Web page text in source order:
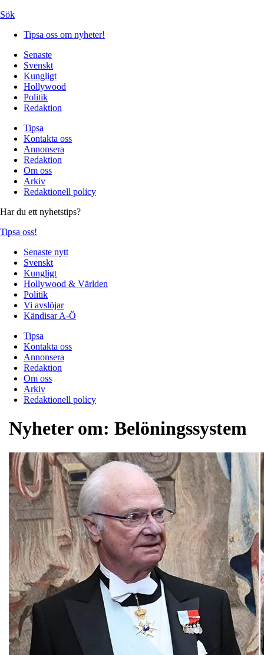
Sök
Tipsa oss om nyheter!
Senaste
Svenskt
Kungligt
Hollywood
Politik
Redaktion
Tipsa
Kontakta oss
Annonsera
Redaktion
Om oss
Arkiv
Redaktionell policy
Har du ett nyhetstips?
Tipsa oss!
Senaste nytt
Svenskt
Kungligt
Hollywood & Världen
Politik
Vi avslöjar
Kändisar A-Ö
Tipsa
Kontakta oss
Annonsera
Redaktion
Om oss
Arkiv
Redaktionell policy
Nyheter om: Belöningssystem